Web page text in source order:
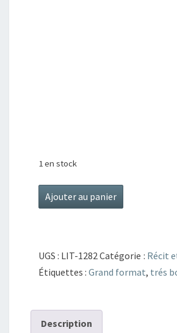
1 en stock
quantité
de
Témoignages
4
Ajouter au panier
UGS : LIT-1282Catégorie : Récit
Étiquettes : Grand format, trés
Description